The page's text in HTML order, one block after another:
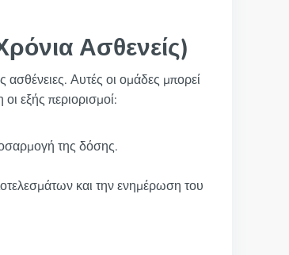
Ασθενείς)
ασθένειες. Αυτές οι ομάδες μπορεί
εξής περιορισμοί:
της δόσης.
και την ενημέρωση του